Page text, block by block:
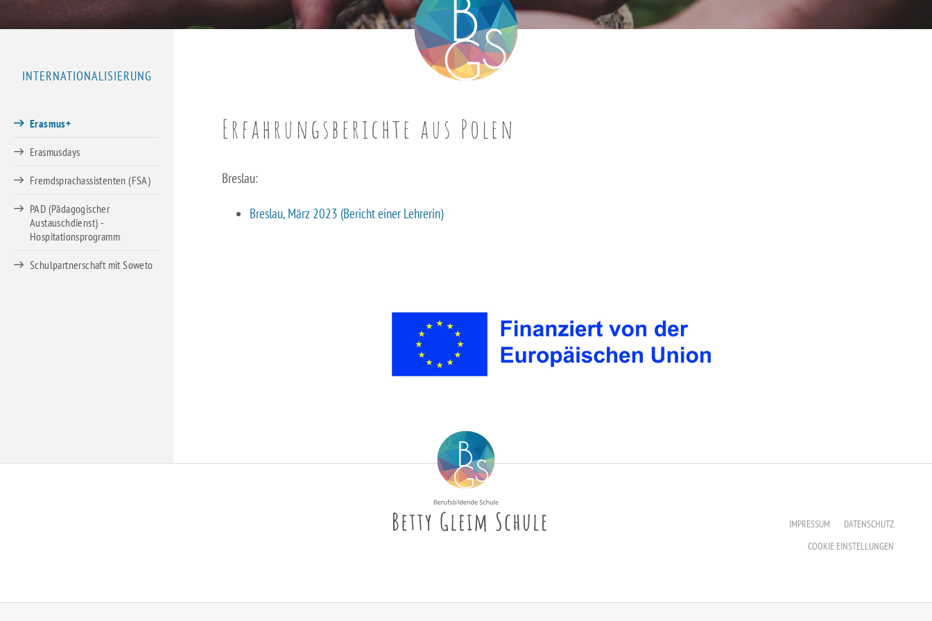
INTERNATIONALISIERUNG
Erasmus+
Erasmusdays
Fremdsprachassistenten (FSA)
PAD (Pädagogischer
Austauschdienst) -
Hospitationsprogramm
Schulpartnerschaft mit Soweto
Erfahrungsberichte aus Polen
Breslau:
Breslau, März 2023 (Bericht einer Lehrerin)
IMPRESSUM
DATENSCHUTZ
COOKIE EINSTELLUNGEN
Berufsfachschule für Kinderpflege
Heilerziehungspflege/Altenpflege
Berufsfachschule für Sozialpädagogische Assistenz (Teilzeit)
Fachoberschule für Gesundheit und Soziales
Fachschule für Heilerziehungspflege
Erzieher:in
Schulsozialarbeit